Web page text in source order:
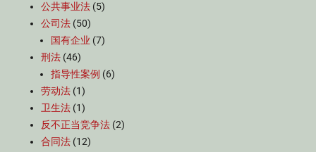
公共事业法 (5)
公司法 (50)
国有企业 (7)
刑法 (46)
指导性案例 (6)
劳动法 (1)
卫生法 (1)
反不正当竞争法 (2)
合同法 (12)